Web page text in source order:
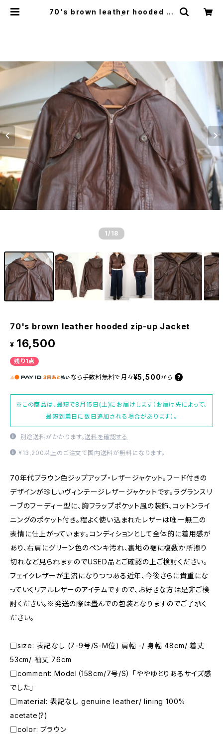
70's brown leather hooded zi
1 /18
70's brown leather hooded zip-up Jacket
¥ 16,500
残り1点
なら 手数料無料で 月々¥5,500から
※この商品は、最短で8月15日(土)にお届けします（お届け先によって、
最短到着日に数日追加される場合があります）。
別途送料がかかります。送料を確認する
¥13,200以上のご注文で国内送料が無料になります。
70年代ブラウン色ジップアップ・レザージャケット。フード付きの
デザインが珍しいヴィンテージレザージャケットです。ラグランスリ
ーブのフーディー型に、胸フラップポケット風の装飾、コットンライ
ニングのポケット付き。程よく使い込まれたレザーは唯一無二の
表情に仕上がっています。コンディションとして全体的に着用感が
あり、右肩にグリーン色のペンキ汚れ、裏地の裾に複数か所擦り
切れなど見られますのでUSED品とご確認の上ご検討ください。
フェイクレザーが主流になりつつある近年、今後さらに貴重にな
っていくリアルレザーのアイテムですので、お好きな方は是非ご検
討ください。※発送の際は畳んでの包装となりますのでご了承く
ださい。
□size: 表記なし (7-9号/S-M位) 肩幅 -/ 身幅 48cm/ 着丈
53cm/ 袖丈 76cm
□comment: Model（158cm/7号/S） 「ややゆとりあるサイズ感
でした」
□material: 表記なし genuine leather/ lining 100%
acetate(?)
□color: ブラウン